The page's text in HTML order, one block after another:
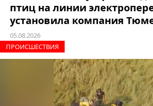
птиц на линии
установила компания
05.08.2026
ПРОИCШЕСТВИЯ